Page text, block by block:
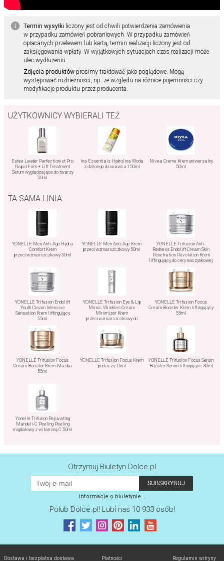
Termin wysyłki liczony jest od chwili potwierdzenia zamówienia
w przypadku zamówień pobraniowych. W przypadku zamówień
opłacanych przelewem lub kartą, termin realizacji liczony jest od
zaksięgowania wpłaty. W wyjątkowych sytuacjach czas realizacji może
ulec wydłużeniu.
Zdjęcia produktówprosimy traktować jako poglądowe. Mogą
występować rozbieżności, np. ze względu na różnice pojemności czy
modyfikacje produktu przez producenta.
UŻYTKOWNICY WYBIERALI TEŻ
Estee Lauder Perfectionist Pro
Rapid Firm + Lift Treatment
Serum wygładzające do twarzy
50ml
Ina Essentials Hydrolina Woda
z dzikiego dziurawca 150ml
Nivea Creme Krem uniwersalny
50ml
TA SAMA LINIA
YONELLE Men Anti-Age Hydra
Comfort Krem
przeciwzmarszczkowy 50ml
YONELLE Men Anti-Age Krem
przeciwzmarszczkowy 50ml
YONELLE Trifusion Anti-
Redness Endolift Cream Skin
Penetration Revolution Krem
liftingujący do cery naczynkowej
YONELLE Trifusion Endolift
Youth Cream Intensive
Sensation Krem liftingujący
55ml
YONELLE Trifusion Eye & Lip
Mimic Wrinkles Cream
Minimizer Krem
przeciwzmarszczkowy do
YONELLE Trifusion Focus
Cream Booster Krem liftingujący
55ml
YONELLE Trifusion Focus
Cream Booster Krem-Maska
55ml
YONELLE Trifusion Focus Krem
pod oczy 15ml
YONELLE Trifusion Focus Serum
Booster Serum liftingujące 30ml
Yonelle Trifuson Rejuvating
Mandeli-C Peeling Peeling
migdałowy z witaminą C 50ml
Otrzymuj Biuletyn Dolce.pl
Informacje o biuletynie...
Polub Dolce.pl! Lubi nas 10 933 osób!
Dostawa i bezpłatna dostawa Płatności Regulamin witryny